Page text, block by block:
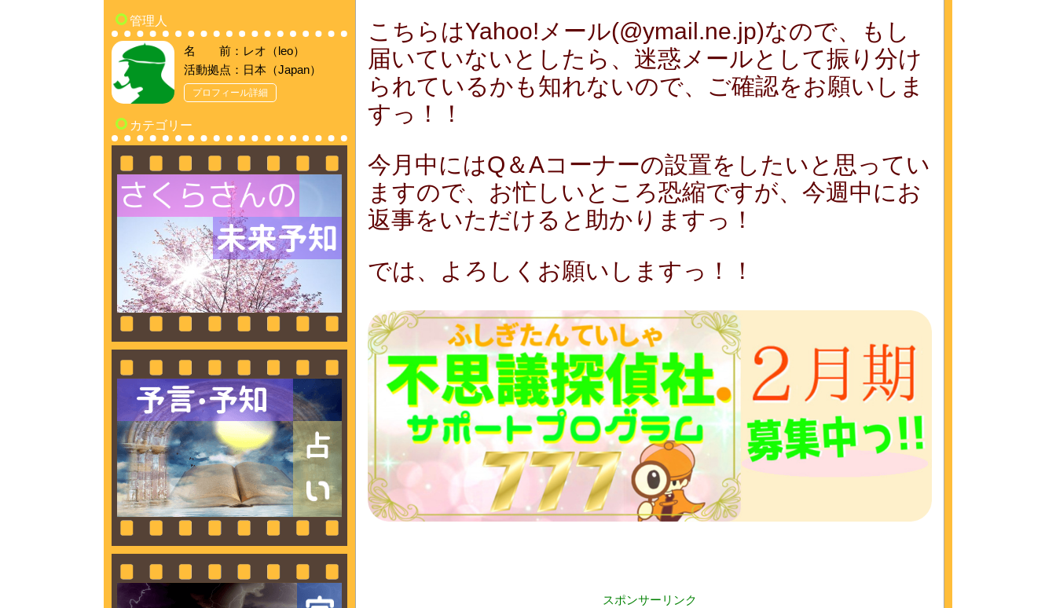
こちらはYahoo!メール(@ymail.ne.jp)なので、もし
届いていないとしたら、迷惑メールとして振り分け
られているかも知れないので、ご確認をお願いしま
すっ！！
今月中にはQ＆Aコーナーの設置をしたいと思ってい
ますので、お忙しいところ恐縮ですが、今週中にお
返事をいただけると助かりますっ！
では、よろしくお願いしますっ！！
スポンサーリンク
管理人
名 前：レオ（leo）
活動拠点：日本（Japan）
プロフィール詳細
カテゴリー